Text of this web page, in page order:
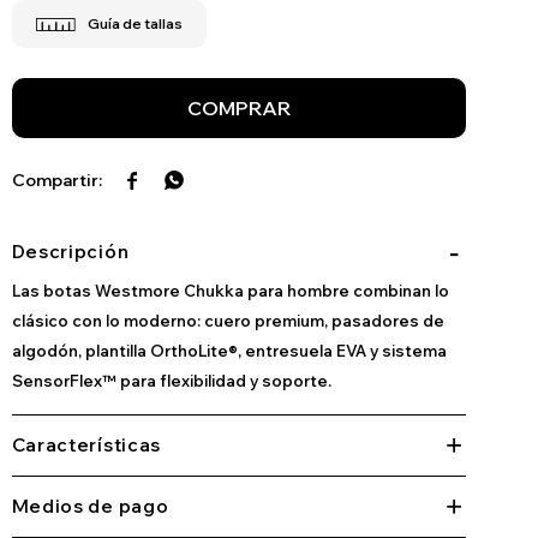
COMPRAR
 
Descripción
Las botas Westmore Chukka para hombre combinan lo
clásico con lo moderno: cuero premium, pasadores de
algodón, plantilla OrthoLite®, entresuela EVA y sistema
SensorFlex™ para flexibilidad y soporte.
Características
Medios de pago